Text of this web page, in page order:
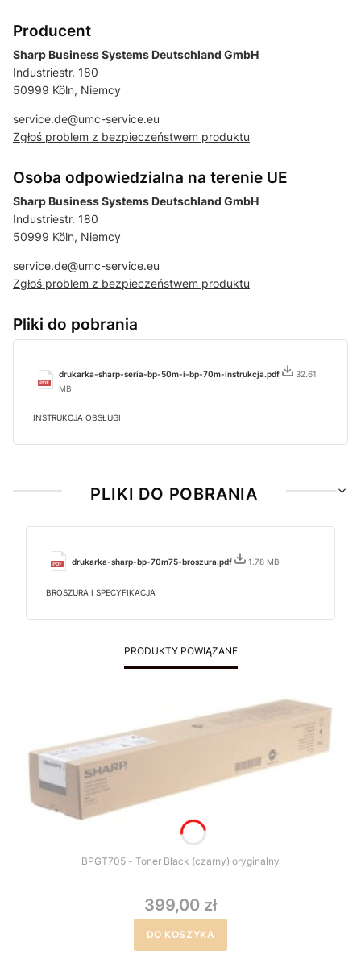
Producent
Sharp Business Systems Deutschland GmbH
Industriestr. 180
50999 Köln, Niemcy
service.de@umc-service.eu
Zgłoś problem z bezpieczeństwem produktu
Osoba odpowiedzialna na terenie UE
Sharp Business Systems Deutschland GmbH
Industriestr. 180
50999 Köln, Niemcy
service.de@umc-service.eu
Zgłoś problem z bezpieczeństwem produktu
Pliki do pobrania
drukarka-sharp-seria-bp-50m-i-bp-70m-instrukcja.pdf
32.61
MB
INSTRUKCJA OBSŁUGI
PLIKI DO POBRANIA
drukarka-sharp-bp-70m75-broszura.pdf 1.78 MB
BROSZURA I SPECYFIKACJA
PRODUKTY POWIĄZANE
BPGT705 - Toner Black (czarny) oryginalny
399,00 zł
DO KOSZYKA